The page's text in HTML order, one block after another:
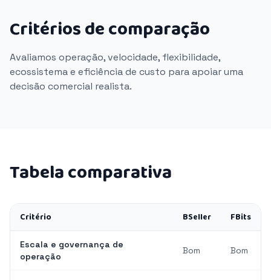
Critérios de comparação
Avaliamos operação, velocidade, flexibilidade,
ecossistema e eficiência de custo para apoiar uma
decisão comercial realista.
Tabela comparativa
Critério BSeller FBits
Escala e governança de
operação
Bom Bom